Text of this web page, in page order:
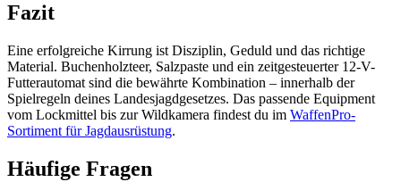
Fazit
Eine erfolgreiche Kirrung ist Disziplin, Geduld und das richtige
Material. Buchenholzteer, Salzpaste und ein zeitgesteuerter 12-V-
Futterautomat sind die bewährte Kombination – innerhalb der
Spielregeln deines Landesjagdgesetzes. Das passende Equipment
vom Lockmittel bis zur Wildkamera findest du im WaffenPro-
Sortiment für Jagdausrüstung.
Häufige Fragen